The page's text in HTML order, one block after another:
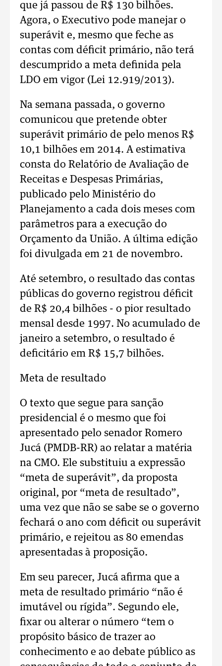
que já passou de R$ 130 bilhões.
Agora, o Executivo pode manejar o
superávit e, mesmo que feche as
contas com déficit primário, não terá
descumprido a meta definida pela
LDO em vigor (Lei 12.919/2013).
Na semana passada, o governo
comunicou que pretende obter
superávit primário de pelo menos R$
10,1 bilhões em 2014. A estimativa
consta do Relatório de Avaliação de
Receitas e Despesas Primárias,
publicado pelo Ministério do
Planejamento a cada dois meses com
parâmetros para a execução do
Orçamento da União. A última edição
foi divulgada em 21 de novembro.
Até setembro, o resultado das contas
públicas do governo registrou déficit
de R$ 20,4 bilhões - o pior resultado
mensal desde 1997. No acumulado de
janeiro a setembro, o resultado é
deficitário em R$ 15,7 bilhões.
Meta de resultado
O texto que segue para sanção
presidencial é o mesmo que foi
apresentado pelo senador Romero
Jucá (PMDB-RR) ao relatar a matéria
na CMO. Ele substituiu a expressão
“meta de superávit”, da proposta
original, por “meta de resultado”,
uma vez que não se sabe se o governo
fechará o ano com déficit ou superávit
primário, e rejeitou as 80 emendas
apresentadas à proposição.
Em seu parecer, Jucá afirma que a
meta de resultado primário “não é
imutável ou rígida”. Segundo ele,
fixar ou alterar o número “tem o
propósito básico de trazer ao
conhecimento e ao debate público as